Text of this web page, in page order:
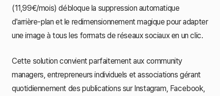
(11,99€/mois) débloque la suppression automatique
d'arrière-plan et le redimensionnement magique pour adapter
une image à tous les formats de réseaux sociaux en un clic.
Cette solution convient parfaitement aux community
managers, entrepreneurs individuels et associations gérant
quotidiennement des publications sur Instagram, Facebook,